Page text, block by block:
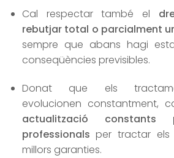
Cal respectar també el
rebutjar total o parcialment
sempre que abans hagi
conseqüències previsibles.
Donat que els
evolucionen constantment,
actualització
professionals per tractar
millors garanties.